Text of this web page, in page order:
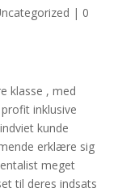
| 0
klasse , med
inklusive
kunde
erklære sig
meget
til deres indsats